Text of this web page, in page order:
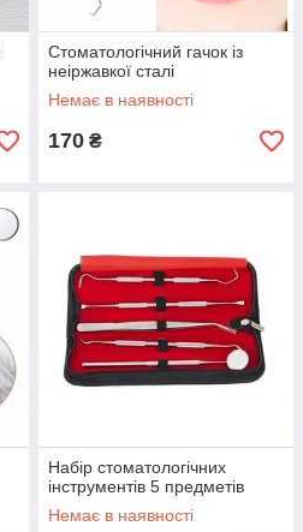
Стоматологічний гачок із
неіржавкої сталі
Немає в наявності
170 ₴
Набір стоматологічних
інструментів 5 предметів
Немає в наявності